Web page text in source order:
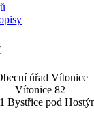
úřad Vítonice
Vítonice 82
Bystřice pod